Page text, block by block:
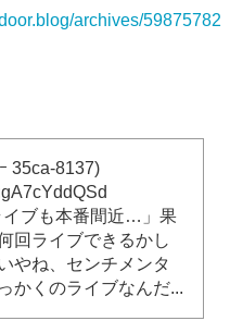
archives/
35ca-8137)
イブも本番間近…」果
回ライブできるかし
ね、センチメンタ
かくのライブなんだ...